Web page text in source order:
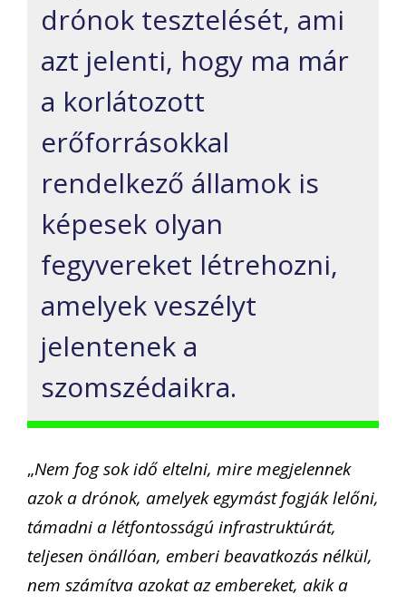
drónok tesztelését, ami
azt jelenti, hogy ma már
a korlátozott
erőforrásokkal
rendelkező államok is
képesek olyan
fegyvereket létrehozni,
amelyek veszélyt
jelentenek a
szomszédaikra.
„Nem fog sok idő eltelni, mire megjelennek
azok a drónok, amelyek egymást fogják lelőni,
támadni a létfontosságú infrastruktúrát,
teljesen önállóan, emberi beavatkozás nélkül,
nem számítva azokat az embereket, akik a